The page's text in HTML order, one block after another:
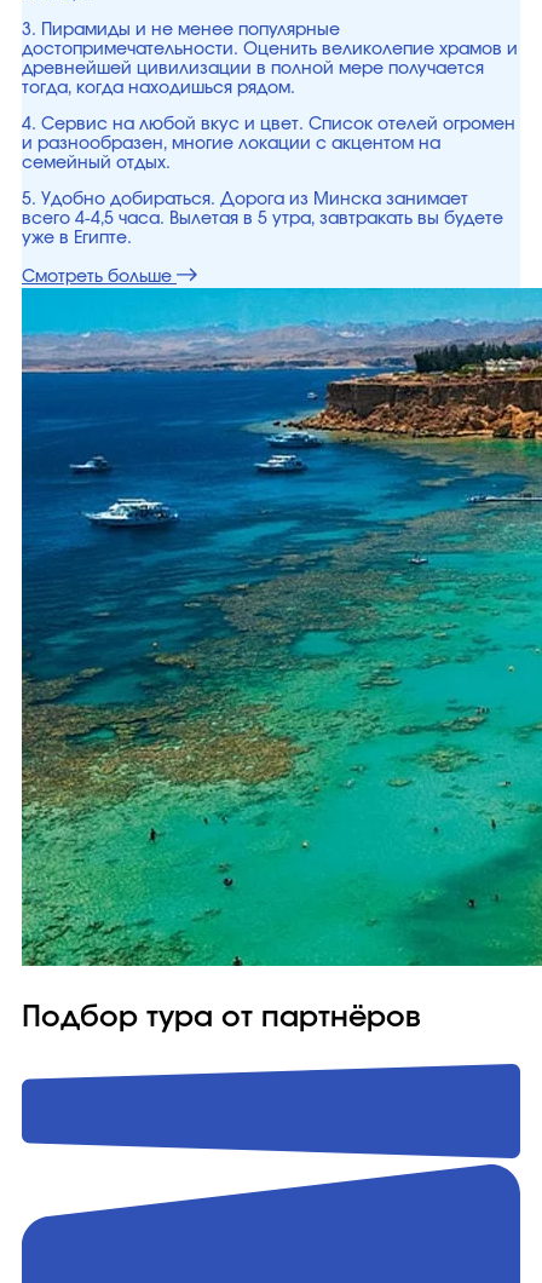
3. Пирамиды и не менее популярные
достопримечательности. Оценить великолепие храмов и
древнейшей цивилизации в полной мере получается
тогда, когда находишься рядом.
4. Сервис на любой вкус и цвет. Список отелей огромен
и разнообразен, многие локации с акцентом на
семейный отдых.
5. Удобно добираться. Дорога из Минска занимает
всего 4-4,5 часа. Вылетая в 5 утра, завтракать вы будете
уже в Египте.
Смотреть больше
Подбор тура от партнёров